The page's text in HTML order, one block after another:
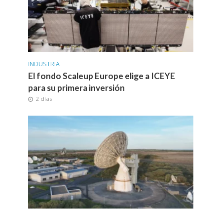
INDUSTRIA
El fondo Scaleup Europe elige a ICEYE
para su primera inversión
2 días